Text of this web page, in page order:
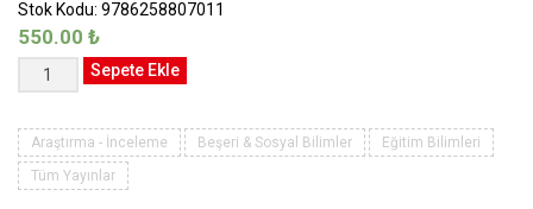
Stok Kodu: 9786258807011
550.00 ₺
GÖÇ,
SERMAYE,
SİİRTLİ
ARAPLARIN
TOPLUMSAL
Sepete Ekle
Araştırma - İnceleme Beşeri & Sosyal Bilimler
Eğitim Bilimleri
Tüm Yayınlar